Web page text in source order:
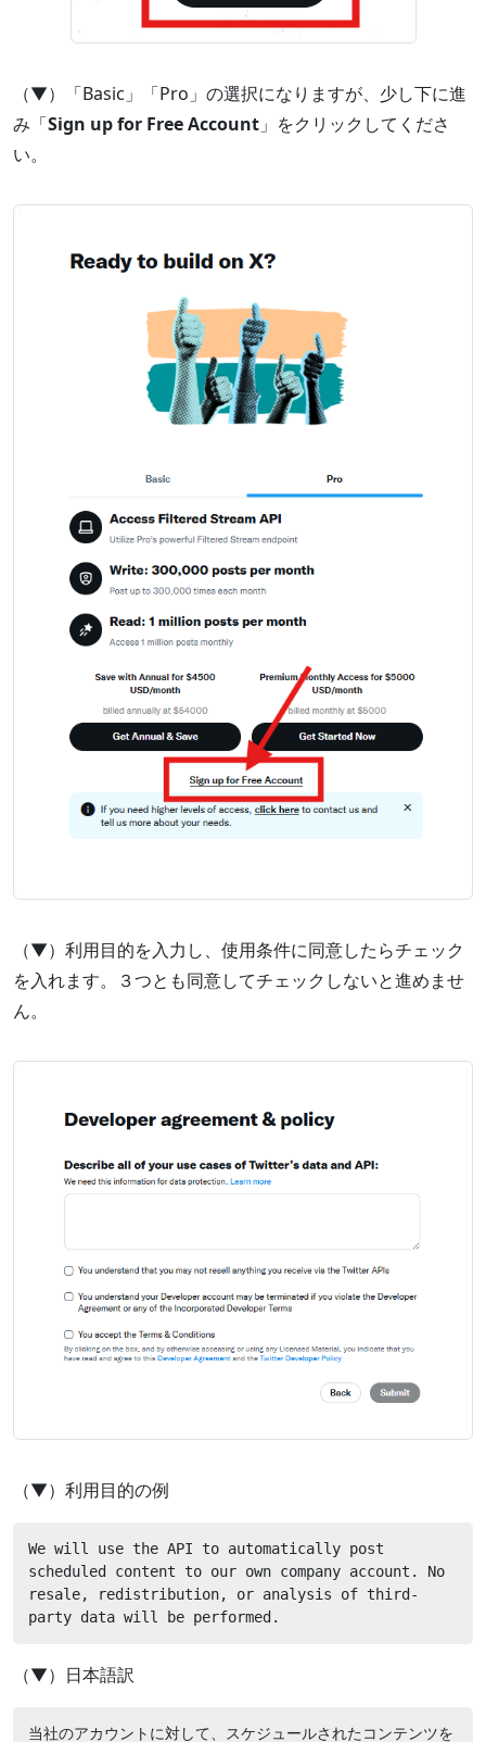
（▼）「Basic」「Pro」の選択になりますが、少し下に進
み「Sign up for Free Account」をクリックしてくださ
い。
（▼）利用目的を入力し、使用条件に同意したらチェック
を入れます。３つとも同意してチェックしないと進めませ
ん。
（▼）利用目的の例
We will use the API to automatically post
scheduled content to our own company account. No
resale, redistribution, or analysis of third-
party data will be performed.
（▼）日本語訳
当社のアカウントに対して、スケジュールされたコンテンツを